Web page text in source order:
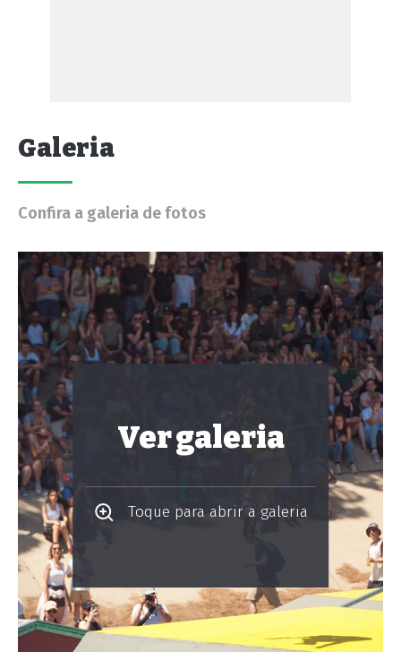
Galeria
Confira a galeria de fotos
Ver galeria
Toque para abrir a galeria